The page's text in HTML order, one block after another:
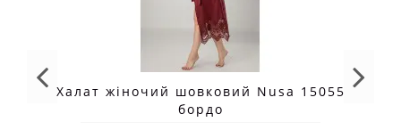
Халат жіночий шовковий Nusa 15055
бордо